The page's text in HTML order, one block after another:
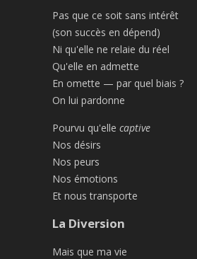
Pas que ce soit sans intérêt
(son succès en dépend)
Ni qu'elle ne relaie du réel
Qu'elle en admette
En omette — par quel biais ?
On lui pardonne
Pourvu qu'elle captive
Nos désirs
Nos peurs
Nos émotions
Et nous transporte
La Diversion
Mais que ma vie